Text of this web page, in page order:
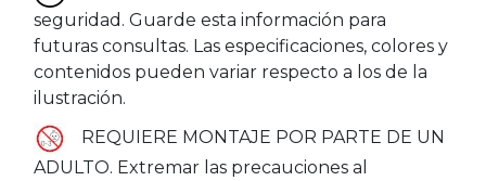
seguridad. Guarde esta información para
futuras consultas. Las especificaciones, colores y
contenidos pueden variar respecto a los de la
ilustración.
REQUIERE MONTAJE POR PARTE DE UN
ADULTO. Extremar las precauciones al